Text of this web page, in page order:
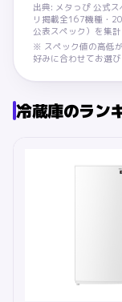
出典: メタっぴ 公式ス
リ掲載全167機種・
公表スペック）を集計
※ スペック値の高低
好みに合わせてお選び
冷蔵庫のラン